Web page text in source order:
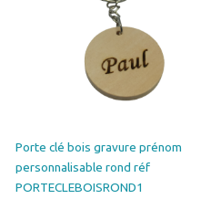
Porte clé bois gravure prénom
personnalisable rond réf
PORTECLEBOISROND1